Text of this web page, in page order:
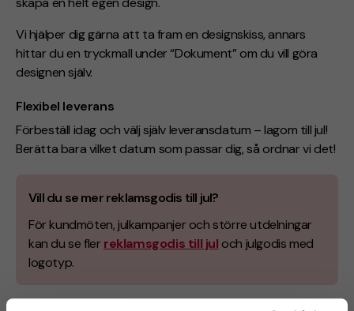
Vi hjälper dig gärna att ta fram en designskiss, annars
hittar du en tryckmall under “Dokument” om du vill göra
designen själv.
Flexibel leverans
Förbeställ idag och välj själv leveransdatum – lagom till jul!
Berätta bara vilket datum som passar dig, så ordnar vi det!
Vill du se mer reklamsgodis till jul?
För kundmöten, julkampanjer och större utdelningar
kan du se fler reklamsgodis till jul och julgodis med
logotyp.